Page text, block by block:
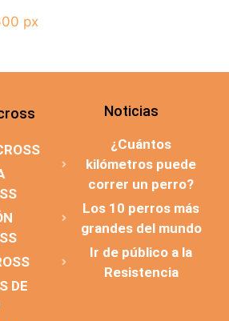
DE
Noticias
¿Cuántos
kilómetros puede
correr un perro?
Los 10 perros más
grandes del mundo
Ir de público a la
Resistencia